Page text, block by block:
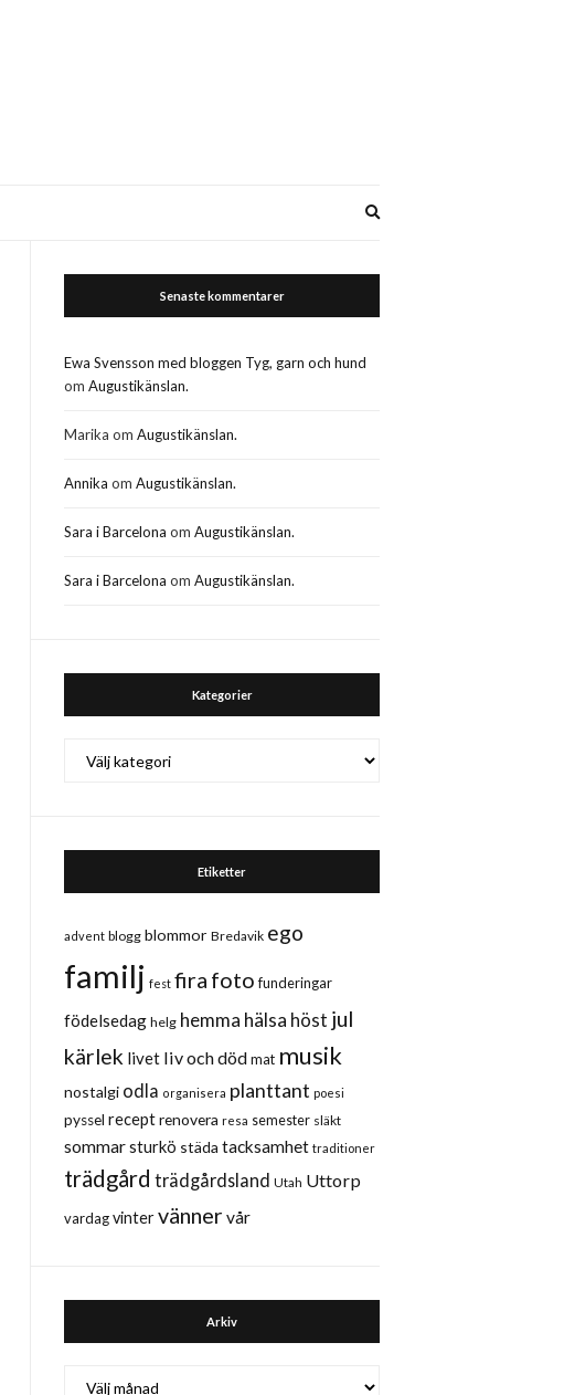
Senaste kommentarer
Ewa Svensson med bloggen Tyg, garn och hund
omAugustikänslan.
Marika omAugustikänslan.
Annika omAugustikänslan.
Sara i Barcelona omAugustikänslan.
Sara i Barcelona omAugustikänslan.
Kategorier
Etiketter
advent blogg blommor Bredavik ego
familj fest fira foto funderingar
födelsedag helg hemma hälsa höst jul
kärlek livet liv och död mat musik
nostalgi odla organisera planttant poesi
pyssel receptrenovera resa semester släkt
sommarsturkö städa tacksamhet traditioner
trädgård trädgårdsland Utah Uttorp
vardag vintervänner vår
Arkiv